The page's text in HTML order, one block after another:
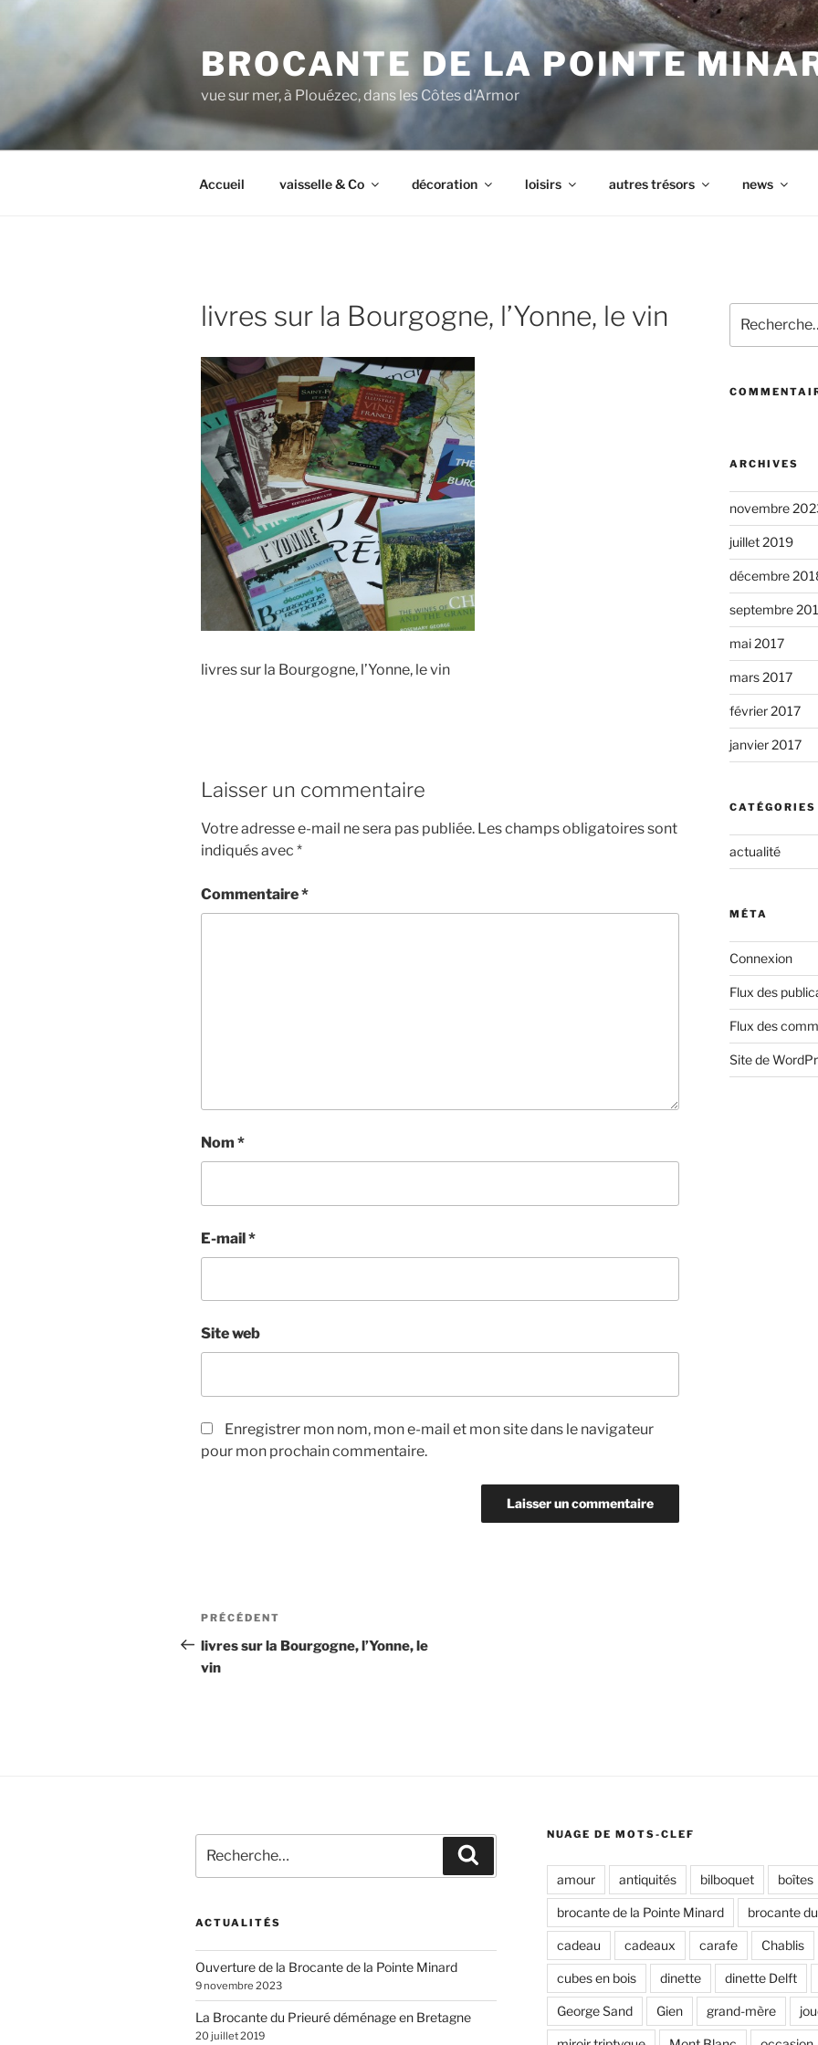
Aller
BROCANTE DE LA POINTE
vue sur mer, à Plouézec, dans les Côtes d'Armor
Accueil vaisselle & Co décoration loisirs autres trésors news
livres sur la Bourgogne, l’Yonne, le vin
livres sur la Bourgogne, l’Yonne, le vin
Laisser un commentaire
Votre adresse e-mail ne sera pas publiée. Les champs obligatoires sont
indiqués avec *
Commentaire*
Nom *
E-mail*
Site web
Enregistrer mon nom, mon e-mail et mon site dans le navigateur
pour mon prochain commentaire.
Navigation
de
l’article
Article
précédent
PRÉCÉDENT
livres sur la Bourgogne, l’Yonne, le
vin
pour
:
ARCHIVES
novembre
juillet 2019
décembre
septembre
mai 2017
mars 2017
février 2017
janvier 2017
CATÉGORIES
actualité
MÉTA
Connexion
Flux des
Flux des
Site de
pour
:
ACTUALITÉS
Ouverture de la Brocante de la Pointe Minard
9 novembre 2023
La Brocante du Prieuré déménage en Bretagne
20 juillet 2019
NUAGE DE MOTS-CLEF
amour antiquités bilboquet boîtes
brocante de la Pointe Minard brocante
cadeau cadeaux carafe Chablis
cubes en bois dinette dinette Delft
George Sand Gien grand-mère